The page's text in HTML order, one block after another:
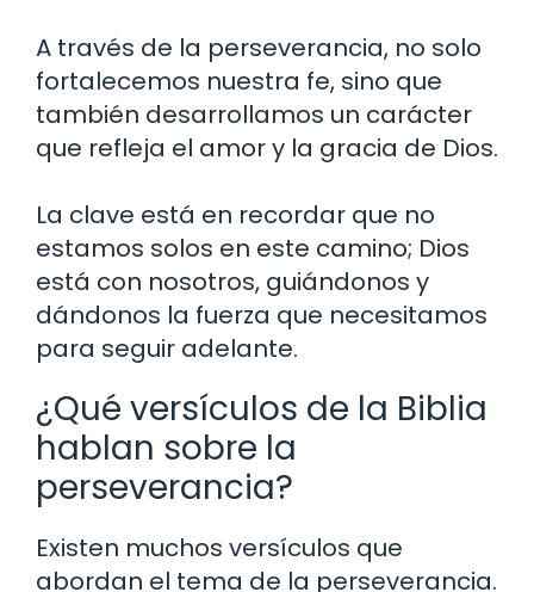
A través de la perseverancia, no solo
fortalecemos nuestra fe, sino que
también desarrollamos un carácter
que refleja el amor y la gracia de Dios.
La clave está en recordar que no
estamos solos en este camino; Dios
está con nosotros, guiándonos y
dándonos la fuerza que necesitamos
para seguir adelante.
¿Qué versículos de la Biblia
hablan sobre la
perseverancia?
Existen muchos versículos que
abordan el tema de la perseverancia.